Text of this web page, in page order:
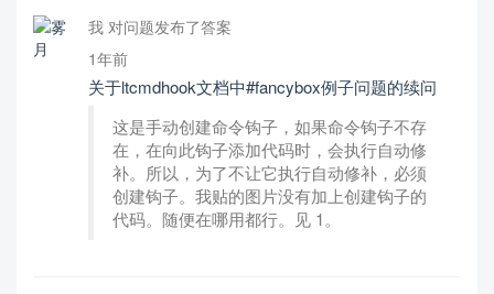
我 对问题发布了答案
1年前
关于ltcmdhook文档中#fancybox例子问题的续问
这是手动创建命令钩子，如果命令钩子不存
在，在向此钩子添加代码时，会执行自动修
补。所以，为了不让它执行自动修补，必须
创建钩子。我贴的图片没有加上创建钩子的
代码。随便在哪用都行。见 1。